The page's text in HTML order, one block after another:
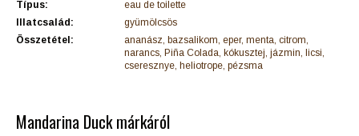
Típus:
eau de toilette
Illatcsalád:
gyümölcsös
Összetétel:
ananász, bazsalikom, eper, menta, citrom,
narancs, Piña Colada, kókusztej, jázmin, licsi,
cseresznye, heliotrope, pézsma
Mandarina Duck márkáról